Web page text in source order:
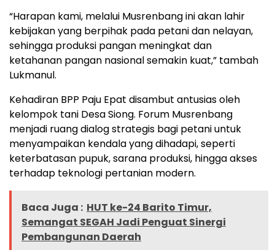
“Harapan kami, melalui Musrenbang ini akan lahir
kebijakan yang berpihak pada petani dan nelayan,
sehingga produksi pangan meningkat dan
ketahanan pangan nasional semakin kuat,” tambah
Lukmanul.
Kehadiran BPP Paju Epat disambut antusias oleh
kelompok tani Desa Siong. Forum Musrenbang
menjadi ruang dialog strategis bagi petani untuk
menyampaikan kendala yang dihadapi, seperti
keterbatasan pupuk, sarana produksi, hingga akses
terhadap teknologi pertanian modern.
Baca Juga : HUT ke-24 Barito Timur,
Semangat SEGAH Jadi Penguat Sinergi
Pembangunan Daerah